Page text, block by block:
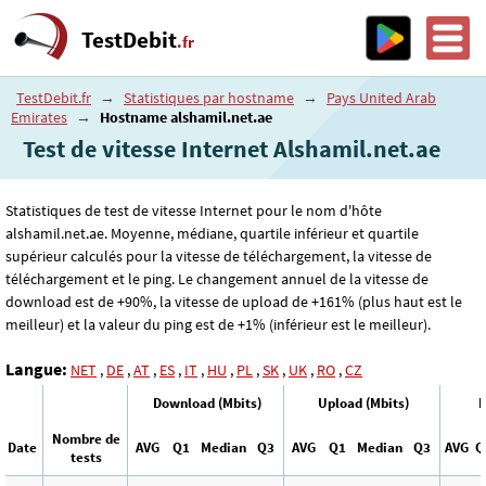
TestDebit.fr
TestDebit.fr → Statistiques par hostname →
Pays United Arab
Emirates → Hostname alshamil.net.ae
Test de vitesse Internet Alshamil.net.ae
Statistiques de test de vitesse Internet pour le nom d'hôte
alshamil.net.ae. Moyenne, médiane, quartile inférieur et quartile
supérieur calculés pour la vitesse de téléchargement, la vitesse de
téléchargement et le ping. Le changement annuel de la vitesse de
download est de +90%, la vitesse de upload de +161% (plus haut est le
meilleur) et la valeur du ping est de +1% (inférieur est le meilleur).
Langue: NET , DE ,AT , ES , IT , HU , PL ,SK , UK , RO ,CZ
Download (Mbits) Upload (Mbits)
Date
Nombre de
tests
AVG Q1 Median Q3 AVG Q1 Median Q3 AVG